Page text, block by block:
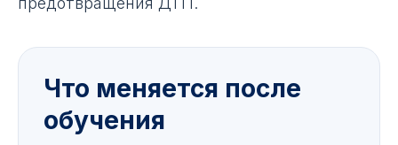
Что меняется после
обучения